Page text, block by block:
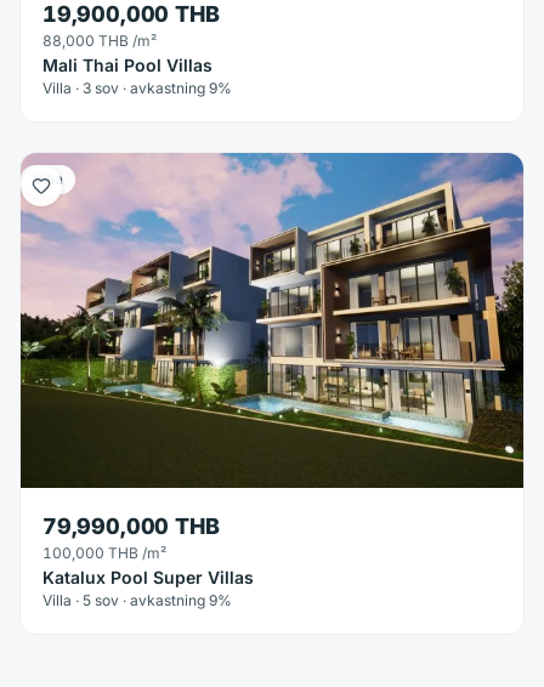
19,900,000 THB
88,000 THB /m²
Mali Thai Pool Villas
Villa · 3 sov · avkastning 9%
Villa
79,990,000 THB
100,000 THB /m²
Katalux Pool Super Villas
Villa · 5 sov · avkastning 9%